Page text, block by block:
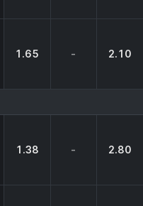
1.65 - 2.10
1.38 - 2.80